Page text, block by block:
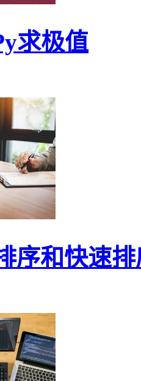
求极值
序和快速